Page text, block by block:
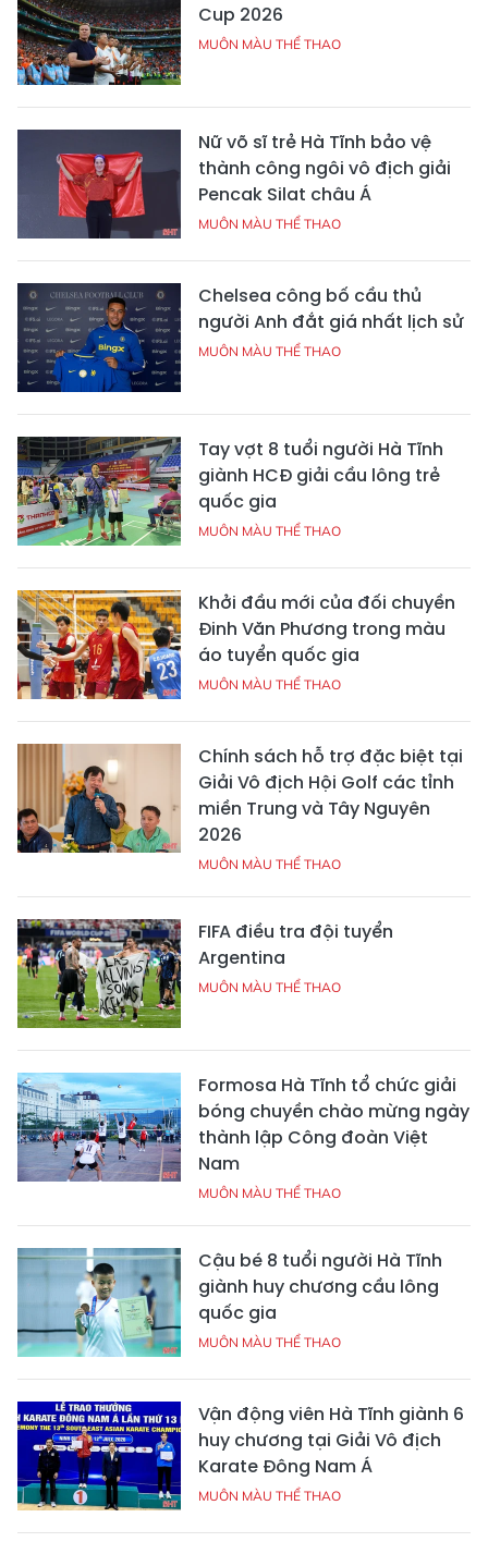
Cup 2026
MUÔN MÀU THỂ THAO
Nữ võ sĩ trẻ Hà Tĩnh bảo vệ
thành công ngôi vô địch giải
Pencak Silat châu Á
MUÔN MÀU THỂ THAO
Chelsea công bố cầu thủ
người Anh đắt giá nhất lịch sử
MUÔN MÀU THỂ THAO
Tay vợt 8 tuổi người Hà Tĩnh
giành HCĐ giải cầu lông trẻ
quốc gia
MUÔN MÀU THỂ THAO
Khởi đầu mới của đối chuyền
Đinh Văn Phương trong màu
áo tuyển quốc gia
MUÔN MÀU THỂ THAO
Chính sách hỗ trợ đặc biệt tại
Giải Vô địch Hội Golf các tỉnh
miền Trung và Tây Nguyên
2026
MUÔN MÀU THỂ THAO
FIFA điều tra đội tuyển
Argentina
MUÔN MÀU THỂ THAO
Formosa Hà Tĩnh tổ chức giải
bóng chuyền chào mừng ngày
thành lập Công đoàn Việt
Nam
MUÔN MÀU THỂ THAO
Cậu bé 8 tuổi người Hà Tĩnh
giành huy chương cầu lông
quốc gia
MUÔN MÀU THỂ THAO
Vận động viên Hà Tĩnh giành 6
huy chương tại Giải Vô địch
Karate Đông Nam Á
MUÔN MÀU THỂ THAO